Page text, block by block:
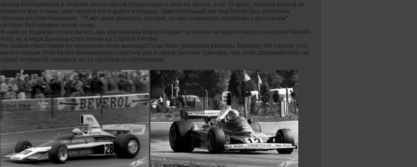
Догнав Рейтерманна в течении шести кругов Лауда сидел у него на хвосте, а на 70 круге, показав второй по
скорости круг в гонке, смог пройти его и выйти в лидеры. Замечательный уик-энд Ferrari был дополнен
третьим местом Регаццони . "Я мог даже выиграть сегодня, но мне помешали проблемы с дросселем",
сетовал Рейтерманн после гонки.
В шаге от подиума остановились два американца Марио Андретти заняла четвертое место на своем Parnelli-
Ford, ну а Марк Донохью стал пятым на Citibank Penske.
Но самым счастливым по окончании гонки выгледел Грэм Хилл (владелец команды Embassy Hill ) после того,
как его гонщик Тони Брайз финишировал шестым уже в своем третьем Гран-при, при этом завершив гонку на
одной четвертой передаче из-за проблем со сцеплением.